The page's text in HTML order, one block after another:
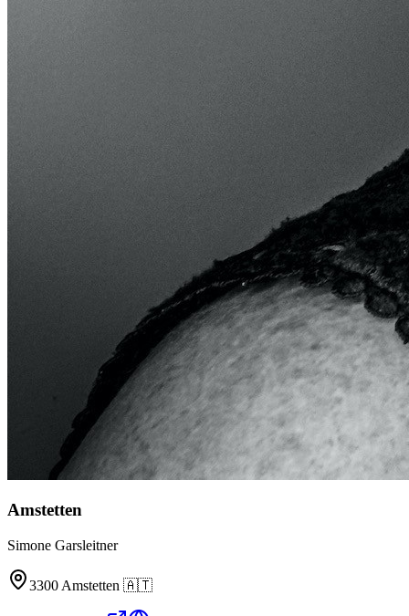
Amstetten
Simone Garsleitner
3300 Amstetten 🇦🇹